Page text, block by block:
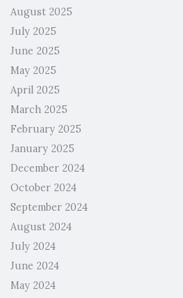
August 2025
July 2025
June 2025
May 2025
April 2025
March 2025
February 2025
January 2025
December 2024
October 2024
September 2024
August 2024
July 2024
June 2024
May 2024